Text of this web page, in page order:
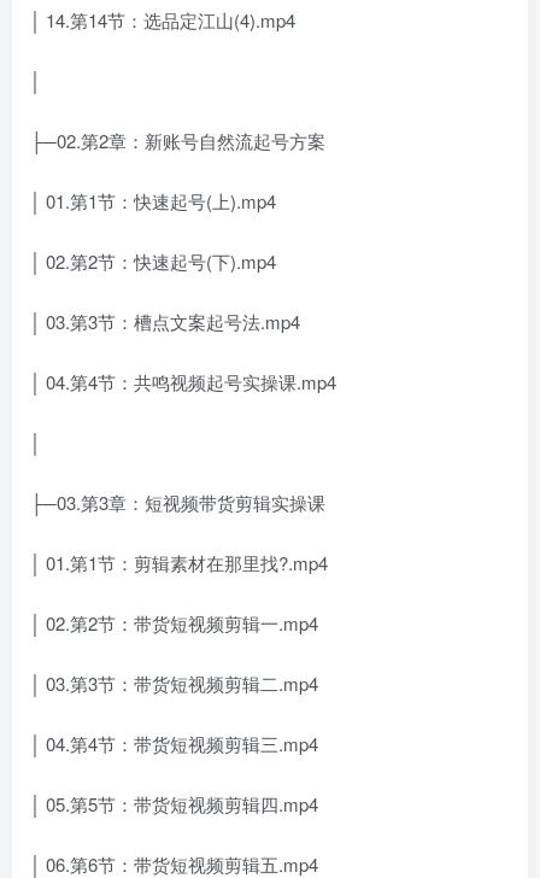
│ 14.第14节：选品定江山(4).mp4
│
├─02.第2章：新账号自然流起号方案
│ 01.第1节：快速起号(上).mp4
│ 02.第2节：快速起号(下).mp4
│ 03.第3节：槽点文案起号法.mp4
│ 04.第4节：共鸣视频起号实操课.mp4
│
├─03.第3章：短视频带货剪辑实操课
│ 01.第1节：剪辑素材在那里找?.mp4
│ 02.第2节：带货短视频剪辑一.mp4
│ 03.第3节：带货短视频剪辑二.mp4
│ 04.第4节：带货短视频剪辑三.mp4
│ 05.第5节：带货短视频剪辑四.mp4
│ 06.第6节：带货短视频剪辑五.mp4